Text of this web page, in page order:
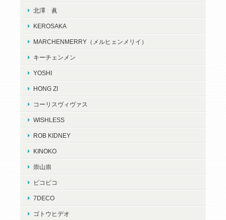
北澤 眞
KEROSAKA
MARCHENMERRY（メルヒェンメリイ）
キーチェンメン
YOSHI
HONG ZI
コーリスヴィヴァス
WISHLESS
ROB KIDNEY
KINOKO
崇山祟
ピコピコ
7DECO
ゴトウヒデオ